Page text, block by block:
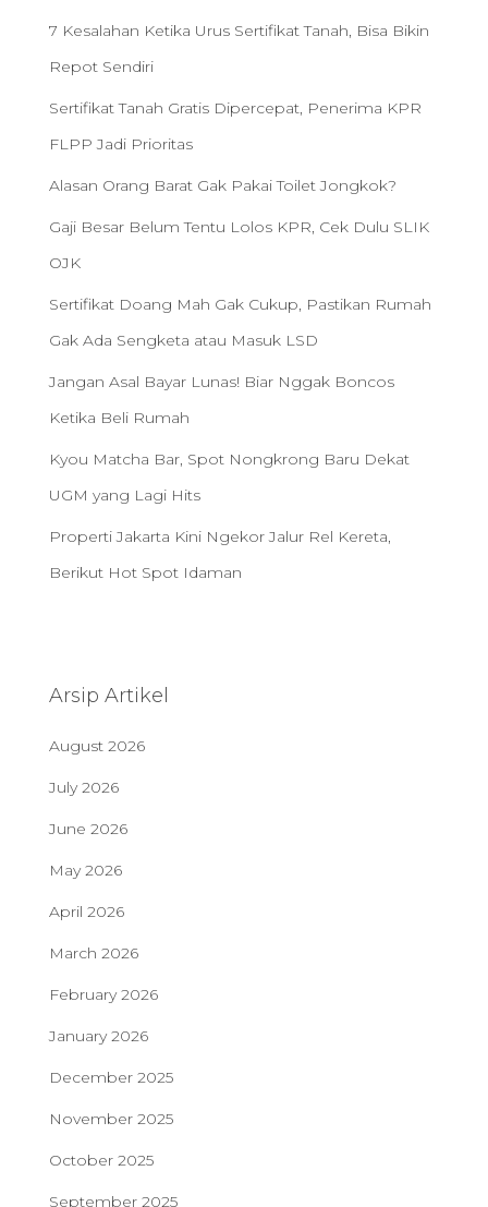
7 Kesalahan Ketika Urus Sertifikat Tanah, Bisa Bikin
Repot Sendiri
Sertifikat Tanah Gratis Dipercepat, Penerima KPR
FLPP Jadi Prioritas
Alasan Orang Barat Gak Pakai Toilet Jongkok?
Gaji Besar Belum Tentu Lolos KPR, Cek Dulu SLIK
OJK
Sertifikat Doang Mah Gak Cukup, Pastikan Rumah
Gak Ada Sengketa atau Masuk LSD
Jangan Asal Bayar Lunas! Biar Nggak Boncos
Ketika Beli Rumah
Kyou Matcha Bar, Spot Nongkrong Baru Dekat
UGM yang Lagi Hits
Properti Jakarta Kini Ngekor Jalur Rel Kereta,
Berikut Hot Spot Idaman
Arsip Artikel
August 2026
July 2026
June 2026
May 2026
April 2026
March 2026
February 2026
January 2026
December 2025
November 2025
October 2025
September 2025